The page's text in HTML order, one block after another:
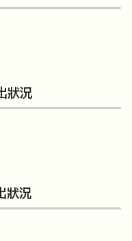
狀況
狀況